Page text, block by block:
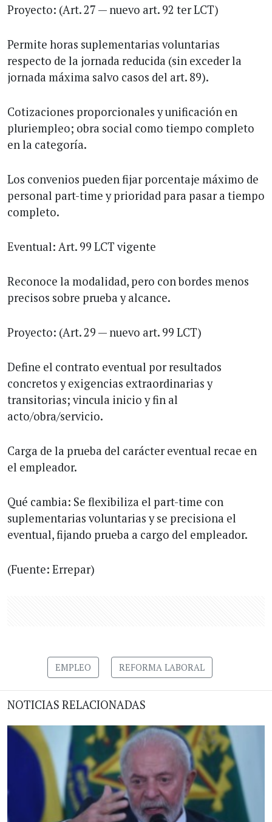
Proyecto: (Art. 27 — nuevo art. 92 ter LCT)
Permite horas suplementarias voluntarias
respecto de la jornada reducida (sin exceder la
jornada máxima salvo casos del art. 89).
Cotizaciones proporcionales y unificación en
pluriempleo; obra social como tiempo completo
en la categoría.
Los convenios pueden fijar porcentaje máximo de
personal part-time y prioridad para pasar a tiempo
completo.
Eventual: Art. 99 LCT vigente
Reconoce la modalidad, pero con bordes menos
precisos sobre prueba y alcance.
Proyecto: (Art. 29 — nuevo art. 99 LCT)
Define el contrato eventual por resultados
concretos y exigencias extraordinarias y
transitorias; vincula inicio y fin al
acto/obra/servicio.
Carga de la prueba del carácter eventual recae en
el empleador.
Qué cambia: Se flexibiliza el part-time con
suplementarias voluntarias y se precisiona el
eventual, fijando prueba a cargo del empleador.
(Fuente: Errepar)
EMPLEO REFORMA LABORAL
NOTICIAS RELACIONADAS